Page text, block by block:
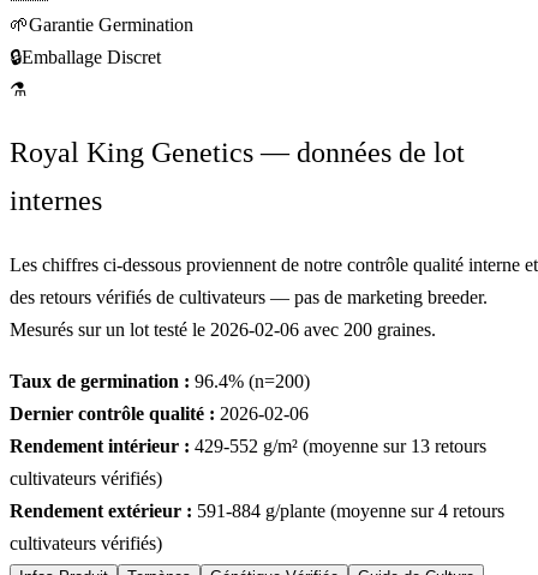
🌱Garantie Germination
🔒Emballage Discret
⚗
Royal King Genetics — données de lot
internes
Les chiffres ci-dessous proviennent de notre contrôle qualité interne et
des retours vérifiés de cultivateurs — pas de marketing breeder.
Mesurés sur un lot testé le 2026-02-06 avec 200 graines.
Taux de germination : 96.4% (n=200)
Dernier contrôle qualité : 2026-02-06
Rendement intérieur : 429-552 g/m² (moyenne sur 13 retours
cultivateurs vérifiés)
Rendement extérieur : 591-884 g/plante (moyenne sur4 retours
cultivateurs vérifiés)